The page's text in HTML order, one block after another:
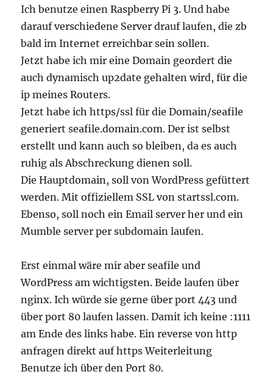
Ich benutze einen Raspberry Pi 3. Und habe
darauf verschiedene Server drauf laufen, die zb
bald im Internet erreichbar sein sollen.
Jetzt habe ich mir eine Domain geordert die
auch dynamisch up2date gehalten wird, für die
ip meines Routers.
Jetzt habe ich https/ssl für die Domain/seafile
generiert seafile.domain.com. Der ist selbst
erstellt und kann auch so bleiben, da es auch
ruhig als Abschreckung dienen soll.
Die Hauptdomain, soll von WordPress gefüttert
werden. Mit offiziellem SSL von startssl.com.
Ebenso, soll noch ein Email server her und ein
Mumble server per subdomain laufen.
Erst einmal wäre mir aber seafile und
WordPress am wichtigsten. Beide laufen über
nginx. Ich würde sie gerne über port 443 und
über port 80 laufen lassen. Damit ich keine :1111
am Ende des links habe. Ein reverse von http
anfragen direkt auf https Weiterleitung
Benutze ich über den Port 80.